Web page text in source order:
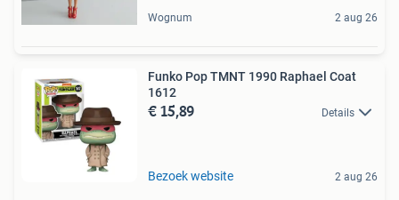
Wognum 2 aug 26
Funko Pop TMNT 1990 Raphael Coat
1612
€ 15,89 Details
Bezoek website 2 aug 26